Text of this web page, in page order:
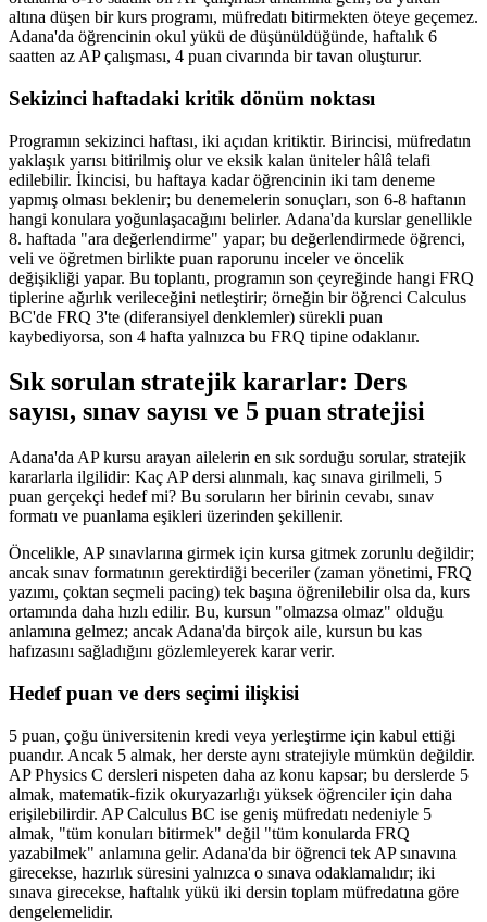
altına düşen bir kurs programı, müfredatı bitirmekten öteye geçemez.
Adana'da öğrencinin okul yükü de düşünüldüğünde, haftalık 6
saatten az AP çalışması, 4 puan civarında bir tavan oluşturur.
Sekizinci haftadaki kritik dönüm noktası
Programın sekizinci haftası, iki açıdan kritiktir. Birincisi, müfredatın
yaklaşık yarısı bitirilmiş olur ve eksik kalan üniteler hâlâ telafi
edilebilir. İkincisi, bu haftaya kadar öğrencinin iki tam deneme
yapmış olması beklenir; bu denemelerin sonuçları, son 6-8 haftanın
hangi konulara yoğunlaşacağını belirler. Adana'da kurslar genellikle
8. haftada "ara değerlendirme" yapar; bu değerlendirmede öğrenci,
veli ve öğretmen birlikte puan raporunu inceler ve öncelik
değişikliği yapar. Bu toplantı, programın son çeyreğinde hangi FRQ
tiplerine ağırlık verileceğini netleştirir; örneğin bir öğrenci Calculus
BC'de FRQ 3'te (diferansiyel denklemler) sürekli puan
kaybediyorsa, son 4 hafta yalnızca bu FRQ tipine odaklanır.
Sık sorulan stratejik kararlar: Ders
sayısı, sınav sayısı ve 5 puan stratejisi
Adana'da AP kursu arayan ailelerin en sık sorduğu sorular, stratejik
kararlarla ilgilidir: Kaç AP dersi alınmalı, kaç sınava girilmeli, 5
puan gerçekçi hedef mi? Bu soruların her birinin cevabı, sınav
formatı ve puanlama eşikleri üzerinden şekillenir.
Öncelikle, AP sınavlarına girmek için kursa gitmek zorunlu değildir;
ancak sınav formatının gerektirdiği beceriler (zaman yönetimi, FRQ
yazımı, çoktan seçmeli pacing) tek başına öğrenilebilir olsa da, kurs
ortamında daha hızlı edilir. Bu, kursun "olmazsa olmaz" olduğu
anlamına gelmez; ancak Adana'da birçok aile, kursun bu kas
hafızasını sağladığını gözlemleyerek karar verir.
Hedef puan ve ders seçimi ilişkisi
5 puan, çoğu üniversitenin kredi veya yerleştirme için kabul ettiği
puandır. Ancak 5 almak, her derste aynı stratejiyle mümkün değildir.
AP Physics C dersleri nispeten daha az konu kapsar; bu derslerde 5
almak, matematik-fizik okuryazarlığı yüksek öğrenciler için daha
erişilebilirdir. AP Calculus BC ise geniş müfredatı nedeniyle 5
almak, "tüm konuları bitirmek" değil "tüm konularda FRQ
yazabilmek" anlamına gelir. Adana'da bir öğrenci tek AP sınavına
girecekse, hazırlık süresini yalnızca o sınava odaklamalıdır; iki
sınava girecekse, haftalık yükü iki dersin toplam müfredatına göre
dengelemelidir.